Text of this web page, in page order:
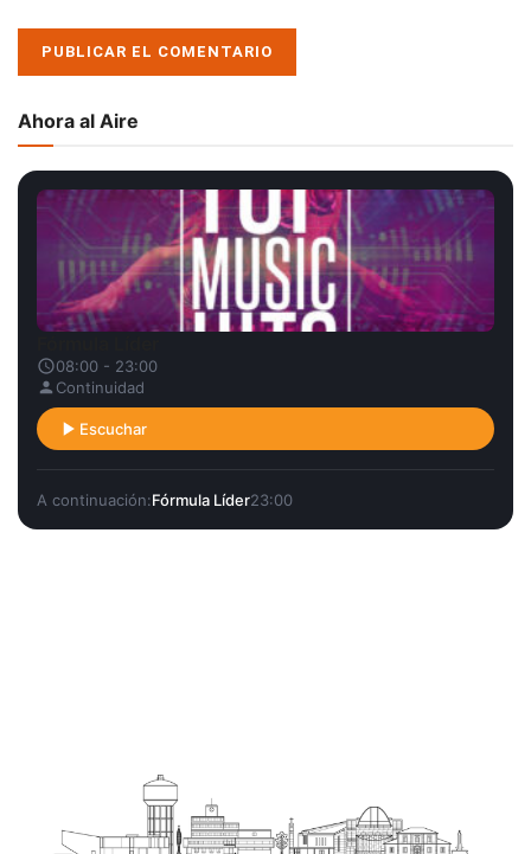
Ahora al Aire
08:00 - 23:00
Continuidad
Escuchar
A continuación:Fórmula Líder23:00